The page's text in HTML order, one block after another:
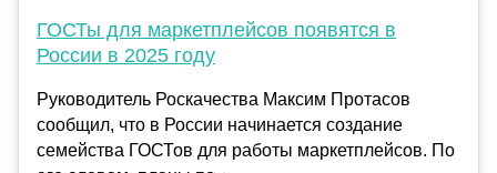
ГОСТы для маркетплейсов появятся в
России в 2025 году
Руководитель Роскачества Максим Протасов
сообщил, что в России начинается создание
семейства ГОСТов для работы маркетплейсов. По